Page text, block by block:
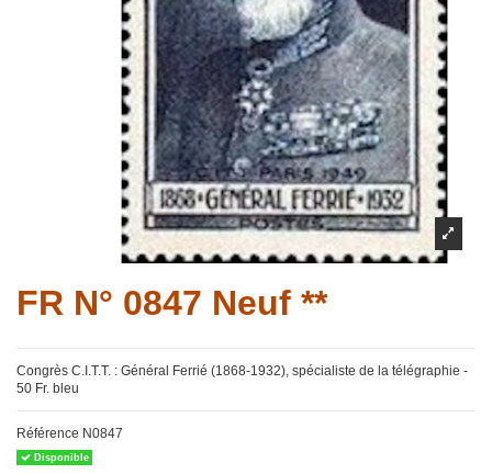
FR N° 0847 Neuf **
Congrès C.I.T.T. : Général Ferrié (1868-1932), spécialiste de la télégraphie -
50 Fr. bleu
Référence N0847
Disponible